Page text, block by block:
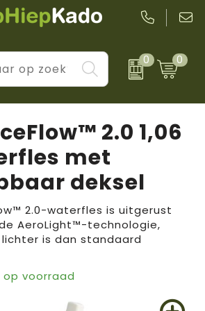
0 0
2.0 1,06
met
deksel
2.0-waterfles is uitgerust
AeroLight™-technologie,
lichter is dan standaard
op voorraad